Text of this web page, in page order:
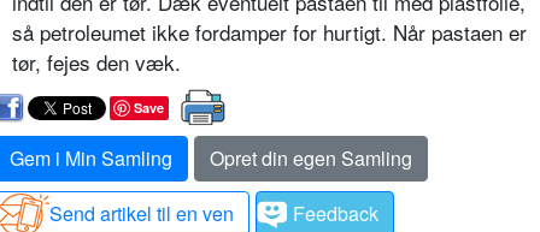
så petroleumet ikke fordamper for hurtigt. Når pastaen er
tør, fejes den væk.
Save
Gem i Min Samling
Opret din egen Samling
Send artikel til en ven
Feedback